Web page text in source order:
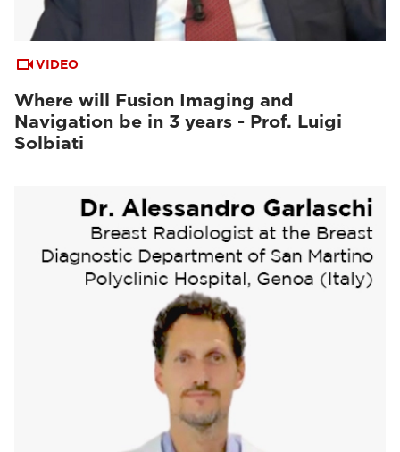
VIDEO
Where will Fusion Imaging and
Navigation be in 3 years - Prof. Luigi
Solbiati